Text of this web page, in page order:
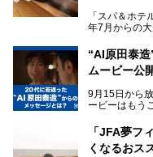
そんな多様な
の目的に合っ
さらに最近で
や、テレワー
るスパも増え
本記事では、
スペースや休
向けの施設な
す。
「スパ＆ホテ
年7月からの
新設エリアや
ャラクター「
───
提供元：SPA
です。
“AI原田泰
ムービー公
9月15日から
ービーはもう
伝えるムービ
か竜泉寺の湯
が無料で試せ
「JFA夢フ
くなるおス